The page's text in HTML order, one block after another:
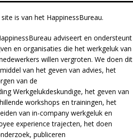
is van het HappinessBureau.
adviseert en ondersteunt
en organisaties die het werkgeluk van
willen vergroten. We doen dit
van het geven van advies, het
van de
Werkgelukdeskundige, het geven van
workshops en trainingen, het
van in-company werkgeluk en
experiencetrajecten, het doen
, publiceren